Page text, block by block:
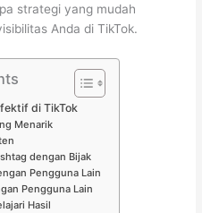
strategi yang mudah
Anda di TikTok.
di TikTok
Menarik
dengan Bijak
Pengguna Lain
Pengguna Lain
Hasil